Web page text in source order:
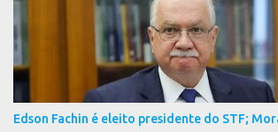
prazo. “A mudança se fundamenta em análises
aprofundadas conduzidas em conjunto com o
indicam que a contratação em iene japonês é
os aspectos econômico e financeiro. Embora o
dólares possa parecer inferior no curto prazo, a
Edson Fachin é eleito presidente do STF;